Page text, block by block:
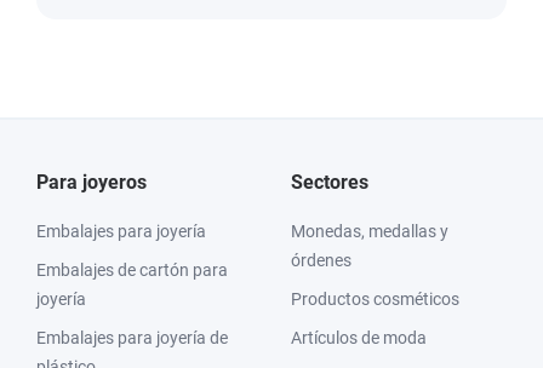
Para joyeros
Embalajes para joyería
Embalajes de cartón para
joyería
Embalajes para joyería de
Sectores
Monedas, medallas y
órdenes
Productos cosméticos
Artículos de moda